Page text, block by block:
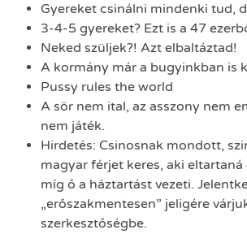
Gyereket csinálni mindenki tud,
3-4-5 gyereket? Ezt is a 47
Neked szüljek?! Azt elbaltáztad!
A kormány már a bugyinkban is
‎Pussy rules the world
A sör nem ital, az asszony nem
nem játék.
Hirdetés: Csinosnak mondott,
magyar férjet keres, aki
míg ő a háztartást vezeti.
„erőszakmentesen” jeligére
szerkesztőségbe.